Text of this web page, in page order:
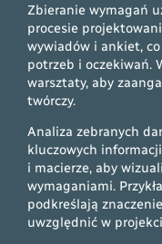
Zbieranie wymagań
procesie
wywiadów i ankiet,
potrzeb i oczekiwań.
warsztaty, aby
twórczy.
Analiza zebranych
kluczowych
i macierze, aby
wymaganiami.
podkreślają
uwzględnić w